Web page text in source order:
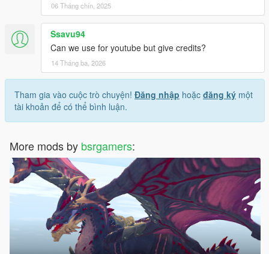
06 Tháng chín, 2025
Ssavu94
Can we use for youtube but give credits?
14 Tháng ba, 2026
Tham gia vào cuộc trò chuyện! Đăng nhập hoặc đăng ký một
tài khoản để có thể bình luận.
More mods by bsrgamers: